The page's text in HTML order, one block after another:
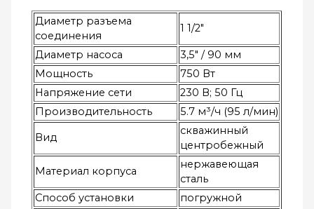
Диаметр разъема
соединения
1 1/2″
Диаметр насоса
3,5″ / 90 мм
Мощность
750 Вт
Напряжение сети
230 В; 50 Гц
Производительность
5.7 м³/ч (95 л/мин)
Вид
скважинный
центробежный
Материал корпуса
нержавеющая
сталь
Способ установки
погружной